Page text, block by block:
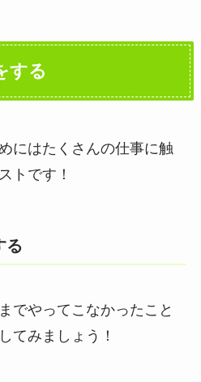
する
にはたくさんの仕事に触
トです！
る
でやってこなかったこと
てみましょう！